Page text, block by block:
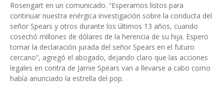
Rosengart en un comunicado. “Esperamos listos para
continuar nuestra enérgica investigación sobre la conducta del
señor Spears y otros durante los últimos 13 años, cuando
cosechó millones de dólares de la herencia de su hija. Espero
tomar la declaración jurada del señor Spears en el futuro
cercano”, agregó el abogado, dejando claro que las acciones
legales en contra de Jamie Spears van a llevarse a cabo como
había anunciado la estrella del pop.